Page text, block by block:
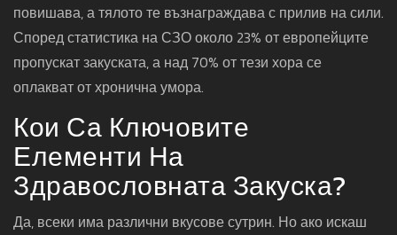
повишава, а тялото те възнаграждава с прилив на сили.
Според статистика на СЗО около 23% от европейците
пропускат закуската, а над 70% от тези хора се
оплакват от хронична умора.
Кои Са Ключовите
Елементи На
Здравословната Закуска?
Да, всеки има различни вкусове сутрин. Но ако искаш